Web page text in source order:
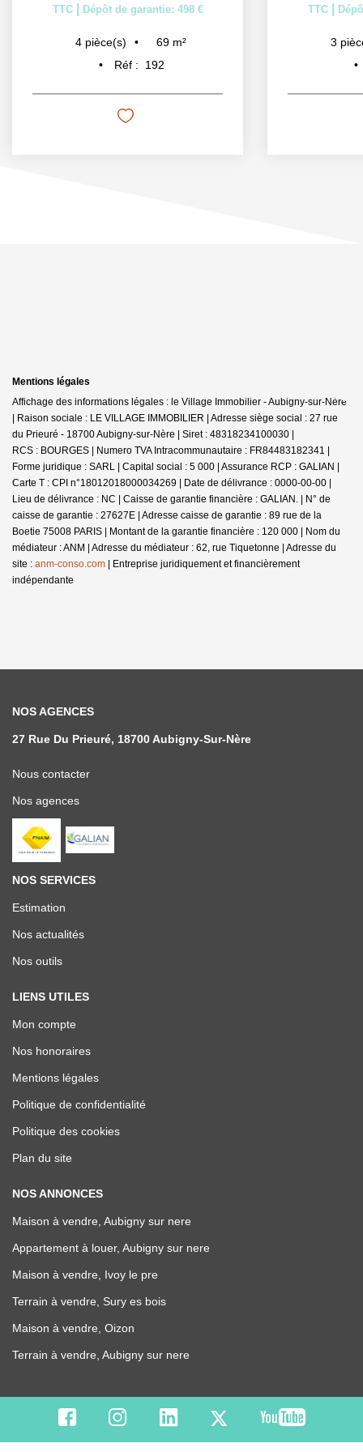
TTC
Dépôt de garantie: 498 €
4 pièce(s) 69 m²
Réf :
192
TTC
3
Mentions légales
Affichage des informations légales : le Village Immobilier - Aubigny-sur-Nère
| Raison sociale : LE VILLAGE IMMOBILIER | Adresse siège social : 27 rue
du Prieuré - 18700 Aubigny-sur-Nère | Siret : 48318234100030 |
RCS : BOURGES | Numero TVA Intracommunautaire : FR84483182341 |
Forme juridique : SARL | Capital social : 5 000 | Assurance RCP : GALIAN |
Carte T : CPI n°18012018000034269 | Date de délivrance : 0000-00-00 |
Lieu de délivrance : NC | Caisse de garantie financière : GALIAN. | N° de
caisse de garantie : 27627E | Adresse caisse de garantie : 89 rue de la
Boetie 75008 PARIS | Montant de la garantie financière : 120 000 | Nom du
médiateur : ANM | Adresse du médiateur : 62, rue Tiquetonne | Adresse du
site : anm-conso.com | Entreprise juridiquement et financièrement
indépendante
NOS AGENCES
27 Rue Du Prieuré, 18700 Aubigny-Sur-Nère
Nous contacter
Nos agences
NOS SERVICES
Estimation
Nos actualités
Nos outils
LIENS UTILES
Mon compte
Nos honoraires
Mentions légales
Politique de confidentialité
Politique des cookies
Plan du site
NOS ANNONCES
Maison à vendre, Aubigny sur nere
Appartement à louer, Aubigny sur nere
Maison à vendre, Ivoy le pre
Terrain à vendre, Sury es bois
Maison à vendre, Oizon
Terrain à vendre, Aubigny sur nere